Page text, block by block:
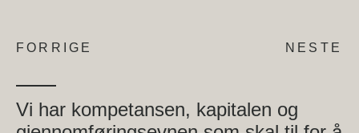
FORRIGE NESTE
Vi har kompetansen, kapitalen og